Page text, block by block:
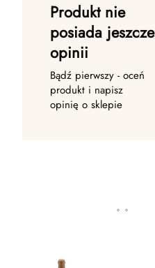
Produkt nie
posiada jeszcze
opinii
Bądź pierwszy - oceń
produkt i napisz
opinię o sklepie